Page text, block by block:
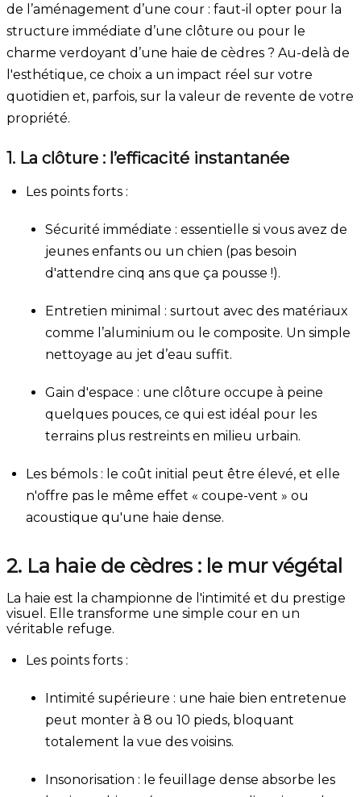
de l’aménagement d’une cour : faut-il opter pour la
structure immédiate d’une clôture ou pour le
charme verdoyant d’une haie de cèdres ? Au-delà de
l'esthétique, ce choix a un impact réel sur votre
quotidien et, parfois, sur la valeur de revente de votre
propriété.
1. La clôture : l’efficacité instantanée
Les points forts :
Sécurité immédiate : essentielle si vous avez de
jeunes enfants ou un chien (pas besoin
d'attendre cinq ans que ça pousse !).
Entretien minimal : surtout avec des matériaux
comme l’aluminium ou le composite. Un simple
nettoyage au jet d’eau suffit.
Gain d'espace : une clôture occupe à peine
quelques pouces, ce qui est idéal pour les
terrains plus restreints en milieu urbain.
Les bémols : le coût initial peut être élevé, et elle
n'offre pas le même effet « coupe-vent » ou
acoustique qu'une haie dense.
2. La haie de cèdres : le mur végétal
La haie est la championne de l'intimité et du prestige
visuel. Elle transforme une simple cour en un
véritable refuge.
Les points forts :
Intimité supérieure : une haie bien entretenue
peut monter à 8 ou 10 pieds, bloquant
totalement la vue des voisins.
Insonorisation : le feuillage dense absorbe les